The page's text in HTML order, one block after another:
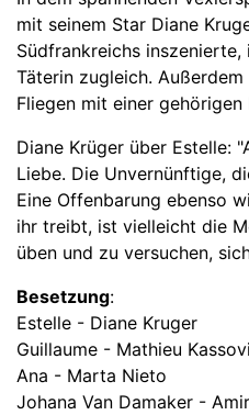
mit seinem Star Diane
Südfrankreichs
Täterin zugleich.
Fliegen mit einer
Diane Krüger über Estelle:
Liebe. Die Unvernünftige,
Eine Offenbarung ebenso
ihr treibt, ist vielleicht die
üben und zu versuchen,
Besetzung:
Estelle - Diane Kruger
Guillaume - Mathieu
Ana - Marta Nieto
Johana Van Damaker -